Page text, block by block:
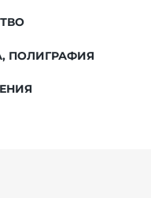
ПОЛИГРАФИЯ